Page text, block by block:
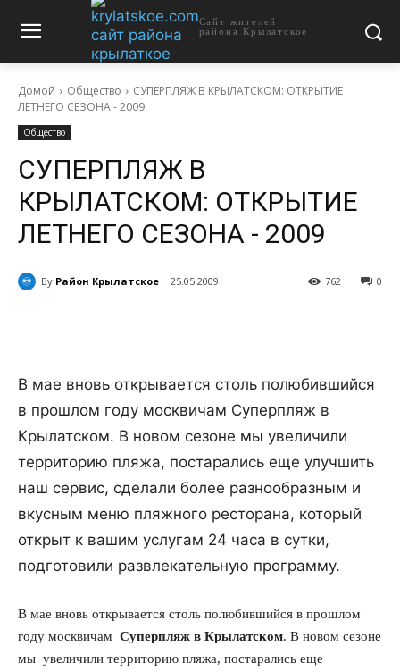
Сайт жителей
района Крылатское
Домой Общество
СУПЕРПЛЯЖ В КРЫЛАТСКОМ: ОТКРЫТИЕ
ЛЕТНЕГО СЕЗОНА ­­- 2009
Общество
СУПЕРПЛЯЖ В
КРЫЛАТСКОМ: ОТКРЫТИЕ
ЛЕТНЕГО СЕЗОНА ­­- 2009
By Район Крылатское 25.05.2009 0
762
В мае вновь открывается столь полюбившийся
в прошлом году москвичам Суперпляж в
Крылатском. В новом сезоне мы увеличили
территорию пляжа, постарались еще улучшить
наш сервис, сделали более разнообразным и
вкусным меню пляжного ресторана, который
открыт к вашим услугам 24 часа в сутки,
подготовили развлекательную программу.
В мае вновь открывается столь полюбившийся в прошлом
году москвичам Суперпляж в Крылатском. В новом сезоне
мы увеличили территорию пляжа, постарались еще